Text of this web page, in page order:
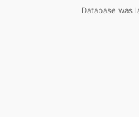
Database was